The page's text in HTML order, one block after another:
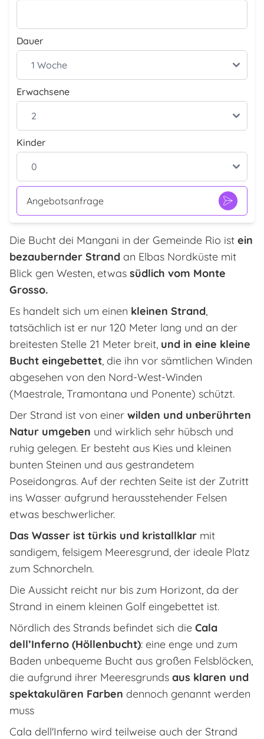
Die Bucht dei Mangani in der Gemeinde Rio ist ein
bezaubernder Strand an Elbas Nordküste mit
Blick gen Westen, etwas südlich vom Monte
Grosso.
Es handelt sich um einen kleinen Strand,
tatsächlich ist er nur 120 Meter lang und an der
breitesten Stelle 21 Meter breit, und in eine kleine
Bucht eingebettet, die ihn vor sämtlichen Winden
abgesehen von den Nord-West-Winden
(Maestrale, Tramontana und Ponente) schützt.
Der Strand ist von einer wilden und unberührten
Natur umgeben und wirklich sehr hübsch und
ruhig gelegen. Er besteht aus Kies und kleinen
bunten Steinen und aus gestrandetem
Poseidongras. Auf der rechten Seite ist der Zutritt
ins Wasser aufgrund herausstehender Felsen
etwas beschwerlicher.
Das Wasser ist türkis und kristallklar mit
sandigem, felsigem Meeresgrund, der ideale Platz
zum Schnorcheln.
Die Aussicht reicht nur bis zum Horizont, da der
Strand in einem kleinen Golf eingebettet ist.
Nördlich des Strands befindet sich die Cala
dell’Inferno (Höllenbucht): eine enge und zum
Baden unbequeme Bucht aus großen Felsblöcken,
die aufgrund ihrer Meeresgrunds aus klaren und
spektakulären Farben dennoch genannt werden
muss
Cala dell'Inferno wird teilweise auch der Strand
Dauer
Erwachsene
Kinder
Angebotsanfrage